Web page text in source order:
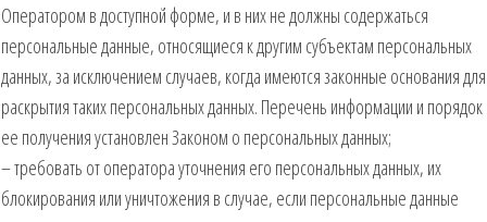
Оператором в доступной форме, и в них не должны содержаться
персональные данные, относящиеся к другим субъектам персональных
данных, за исключением случаев, когда имеются законные основания для
раскрытия таких персональных данных. Перечень информации и порядок
ее получения установлен Законом о персональных данных;
– требовать от оператора уточнения его персональных данных, их
блокирования или уничтожения в случае, если персональные данные